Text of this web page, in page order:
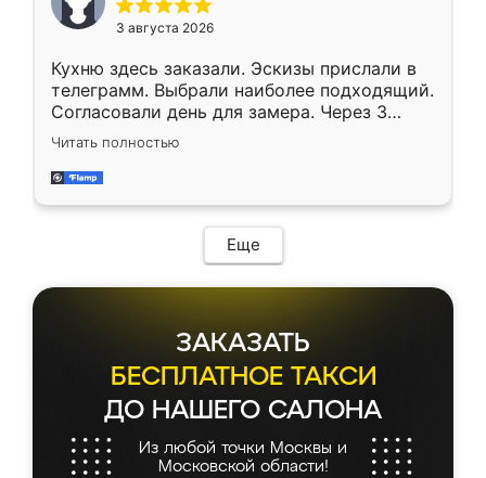
3 августа 2026
Кухню здесь заказали. Эскизы прислали в
телеграмм. Выбрали наиболее подходящий.
Согласовали день для замера. Через 3
недели кухня была уже готова. Остались
довольны работой. Спасибо Ренессанс
мебель за качественную работу!
Читать полностью
Еще
ЗАКАЗАТЬ
БЕСПЛАТНОЕ ТАКСИ
ДО НАШЕГО САЛОНА
Из любой точки Москвы и
Московской области!